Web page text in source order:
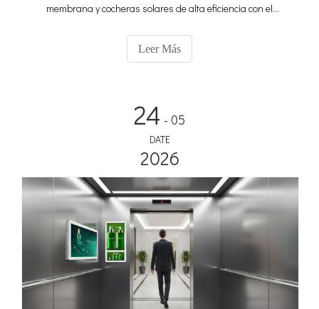
membrana y cocheras solares de alta eficiencia con el
precisas con nuestra guía técnica.
Leer Más
24 - 05
DATE
2026